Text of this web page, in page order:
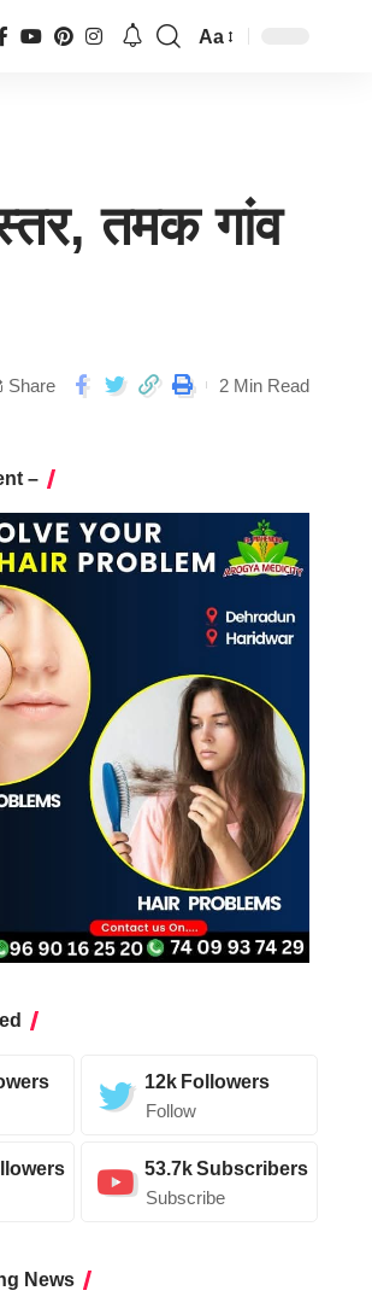
Aa
तमक गांव
Share 2 Min Read
–
12k Followers
Follow
53.7kSubscribers
Subscribe
News